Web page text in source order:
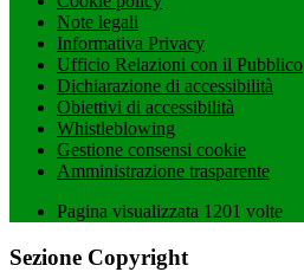
Note legali
Informativa Privacy
Ufficio Relazioni con il Pubblico
Dichiarazione di accessibilità
Obiettivi di accessibilità
Whistleblowing
Gestione consensi cookie
Amministrazione trasparente
Pagina visualizzata 1201 volte
Sezione Copyright